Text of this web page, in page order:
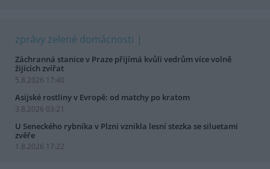
zprávy zelené domácnosti
Záchranná stanice v Praze přijímá kvůli vedrům více volně
žijících zvířat
5.8.2026 17:40
Asijské rostliny v Evropě: od matchy po kratom
3.8.2026 03:21
U Seneckého rybníka v Plzni vznikla lesní stezka se siluetami
zvěře
1.8.2026 17:22